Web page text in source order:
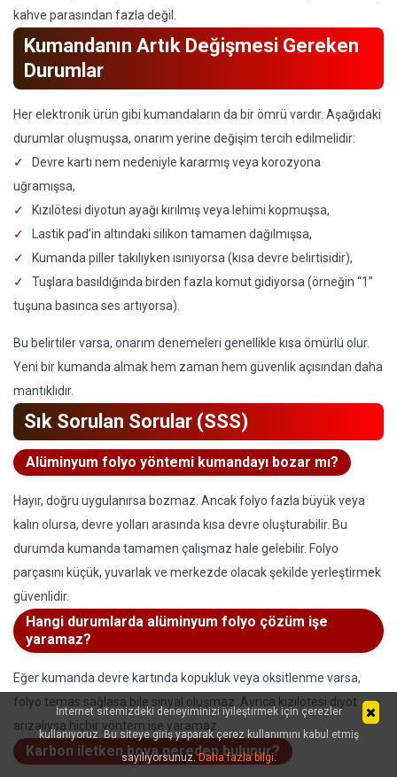
kahve parasından fazla değil.
Kumandanın Artık Değişmesi Gereken
Durumlar
Her elektronik ürün gibi kumandaların da bir ömrü vardır. Aşağıdaki
durumlar oluşmuşsa, onarım yerine değişim tercih edilmelidir:
Devre kartı nem nedeniyle kararmış veya korozyona
uğramışsa,
Kızılötesi diyotun ayağı kırılmış veya lehimi kopmuşsa,
Lastik pad’in altındaki silikon tamamen dağılmışsa,
Kumanda piller takılıyken ısınıyorsa (kısa devre belirtisidir),
Tuşlara basıldığında birden fazla komut gidiyorsa (örneğin “1”
tuşuna basınca ses artıyorsa).
Bu belirtiler varsa, onarım denemeleri genellikle kısa ömürlü olur.
Yeni bir kumanda almak hem zaman hem güvenlik açısından daha
mantıklıdır.
Sık Sorulan Sorular (SSS)
Alüminyum folyo yöntemi kumandayı bozar mı?
Hayır, doğru uygulanırsa bozmaz. Ancak folyo fazla büyük veya
kalın olursa, devre yolları arasında kısa devre oluşturabilir. Bu
durumda kumanda tamamen çalışmaz hale gelebilir. Folyo
parçasını küçük, yuvarlak ve merkezde olacak şekilde yerleştirmek
güvenlidir.
Hangi durumlarda alüminyum folyo çözüm işe
yaramaz?
Eğer kumanda devre kartında kopukluk veya oksitlenme varsa,
folyo temas sağlasa bile sinyal oluşmaz. Ayrıca kızılötesi diyot
arızalıysa hiçbir yöntem işe yaramaz.
Karbon iletken boya nereden bulunur?
İnternet sitemizdeki deneyiminizi iyileştirmek için çerezler
kullanıyoruz. Bu siteye giriş yaparak çerez kullanımını kabul etmiş
sayılıyorsunuz.Daha fazla bilgi.